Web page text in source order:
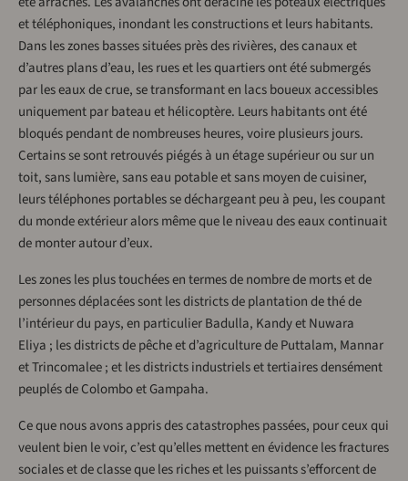
et téléphoniques, inondant les constructions et leurs habitants.
Dans les zones basses situées près des rivières, des canaux et
d’autres plans d’eau, les rues et les quartiers ont été submergés
par les eaux de crue, se transformant en lacs boueux accessibles
uniquement par bateau et hélicoptère. Leurs habitants ont été
bloqués pendant de nombreuses heures, voire plusieurs jours.
Certains se sont retrouvés piégés à un étage supérieur ou sur un
toit, sans lumière, sans eau potable et sans moyen de cuisiner,
leurs téléphones portables se déchargeant peu à peu, les coupant
du monde extérieur alors même que le niveau des eaux continuait
de monter autour d’eux.
Les zones les plus touchées en termes de nombre de morts et de
personnes déplacées sont les districts de plantation de thé de
l’intérieur du pays, en particulier Badulla, Kandy et Nuwara
Eliya ; les districts de pêche et d’agriculture de Puttalam, Mannar
et Trincomalee ; et les districts industriels et tertiaires densément
peuplés de Colombo et Gampaha.
Ce que nous avons appris des catastrophes passées, pour ceux qui
veulent bien le voir, c’est qu’elles mettent en évidence les fractures
sociales et de classe que les riches et les puissants s’efforcent de